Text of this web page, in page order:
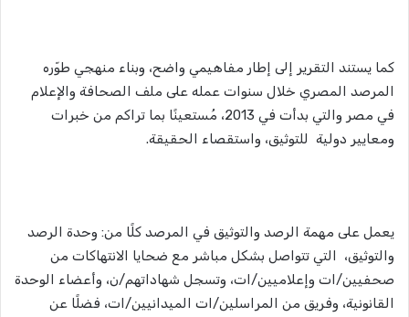
كما يستند التقرير إلى إطار مفاهيمي واضح، وبناء منهجي طوّره
المرصد المصري خلال سنوات عمله على ملف الصحافة والإعلام
في مصر والتي بدأت في 2013، مُستعينًا بما تراكم من خبرات
ومعايير دولية للتوثيق، واستقصاء الحقيقة.
يعمل على مهمة الرصد والتوثيق في المرصد كلًا من: وحدة الرصد
والتوثيق، التي تتواصل بشكل مباشر مع ضحايا الانتهاكات من
صحفيين/ات وإعلاميين/ات، وتسجل شهاداتهم/ن، وأعضاء الوحدة
القانونية، وفريق من المراسلين/ات الميدانيين/ات، فضلًا عن